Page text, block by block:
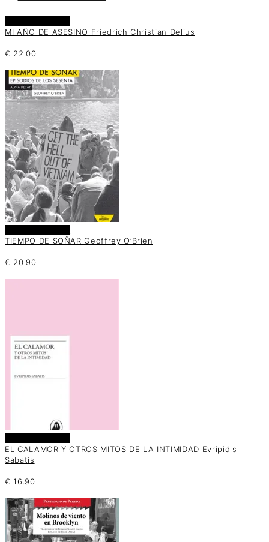
MI AÑO DE ASESINO Friedrich Christian Delius
€ 22.00
TIEMPO DE SOÑAR Geoffrey O’Brien
€ 20.90
EL CALAMOR Y OTROS MITOS DE LA INTIMIDAD Evripidis
Sabatis
€ 16.90